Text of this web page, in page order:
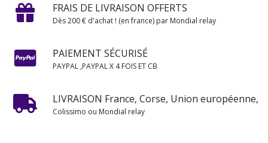
FRAIS DE LIVRAISON OFFERTS
Dès 200 € d'achat ! (en france) par Mondial relay
PAIEMENT SÉCURISÉ
PAYPAL ,PAYPAL X 4 FOIS ET CB
LIVRAISON France, Corse, Union européenne,
Colissimo ou Mondial relay